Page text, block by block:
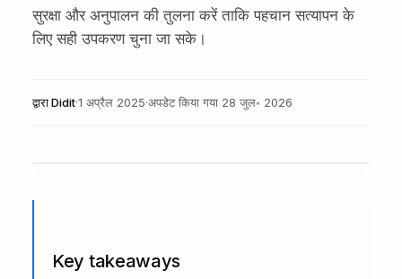
सुरक्षा और अनुपालन की तुलना करें ताकि पहचान सत्यापन के
लिए सही उपकरण चुना जा सके।
द्वाराDidit·1 अप्रैल 2025·अपडेट किया गया 28 जुल॰ 2026
Key takeaways